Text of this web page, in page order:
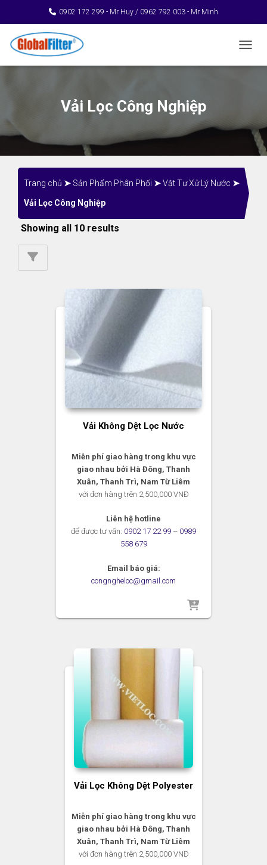
0902 172 299 - Mr Huy / 0962 792 003 - Mr Minh
Vải Lọc Công Nghiệp
Trang chủ ➤ Sản Phẩm Phân Phối ➤Vật Tư Xử Lý Nước ➤
Vải Lọc Công Nghiệp
Showing all 10 results
Vải Không Dệt Lọc Nước
Miễn phí giao hàng trong khu vực
giao nhau bởi Hà Đông, Thanh
Xuân, Thanh Trì, Nam Từ Liêm
với đơn hàng trên 2,500,000 VNĐ
Liên hệ hotline
để được tư vấn: 0902 17 22 99 – 0989
558 679
Email báo giá:
congngheloc@gmail.com
Vải Lọc Không Dệt Polyester
Miễn phí giao hàng trong khu vực
giao nhau bởi Hà Đông, Thanh
Xuân, Thanh Trì, Nam Từ Liêm
với đơn hàng trên 2,500,000 VNĐ